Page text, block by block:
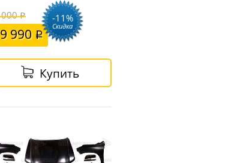
000
990
-11%
Скидка
Купить